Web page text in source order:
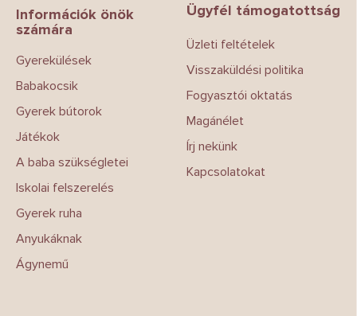
Információk önök
számára
Gyerekülések
Babakocsik
Gyerek bútorok
Játékok
A baba szükségletei
Iskolai felszerelés
Gyerek ruha
Anyukáknak
Ágynemű
Ügyfél támogatottság
Üzleti feltételek
Visszaküldési politika
Fogyasztói oktatás
Magánélet
Írj nekünk
Kapcsolatokat